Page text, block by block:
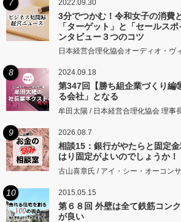
7 2022.09.30
3分でつかむ！令和女子の消費
「ターゲット」と「セールス
ンタビュー３つのコツ
日本経営合理化協会オーディオ・ヴ
8 2024.09.18
第347回【勝ち組企業づくり
る会社」となる
牟田太陽 / 日本経営合理化協会 理事
9 2026.08.7
相談15：銀行がやたらと固定
はり固定がよいのでしょうか！
古山喜章氏 / アイ・シー・オーコン
10 2015.05.15
第６８回 外壁は全て鉄筋コン
が良い